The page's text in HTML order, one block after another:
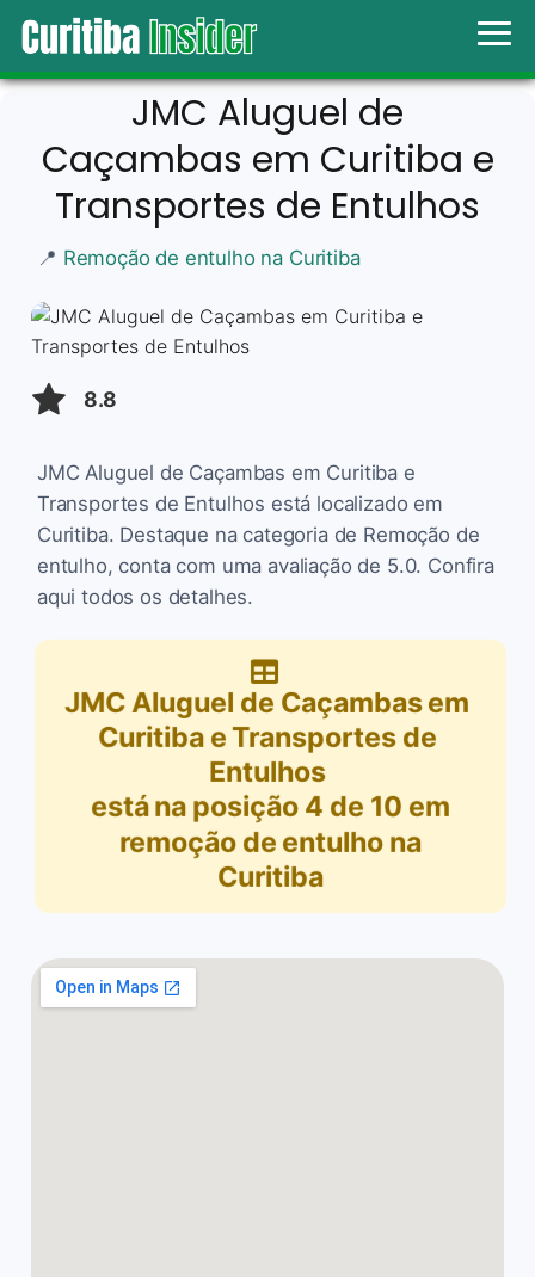
JMC Aluguel de
Caçambas em Curitiba e
Transportes de Entulhos
📍 Remoção de entulho na Curitiba
8.8
JMC Aluguel de Caçambas em Curitiba e
Transportes de Entulhos está localizado em
Curitiba. Destaque na categoria de Remoção de
entulho, conta com uma avaliação de 5.0. Confira
aqui todos os detalhes.
JMC Aluguel de Caçambas em
Curitiba e Transportes de
Entulhos
está na posição 4 de 10 em
remoção de entulho na
Curitiba